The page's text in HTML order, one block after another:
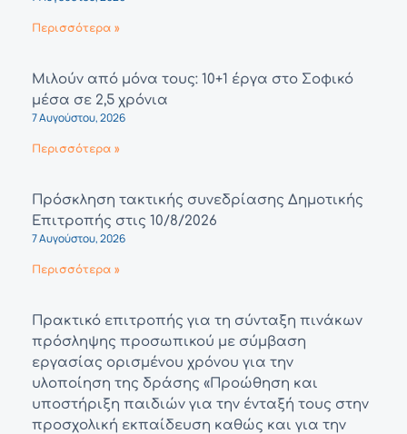
Περισσότερα »
Μιλούν από μόνα τους: 10+1 έργα στο Σοφικό
μέσα σε 2,5 χρόνια
7 Αυγούστου, 2026
Περισσότερα »
Πρόσκληση τακτικής συνεδρίασης Δημοτικής
Επιτροπής στις 10/8/2026
7 Αυγούστου, 2026
Περισσότερα »
Πρακτικό επιτροπής για τη σύνταξη πινάκων
πρόσληψης προσωπικού με σύμβαση
εργασίας ορισμένου χρόνου για την
υλοποίηση της δράσης «Προώθηση και
υποστήριξη παιδιών για την ένταξή τους στην
προσχολική εκπαίδευση καθώς και για την